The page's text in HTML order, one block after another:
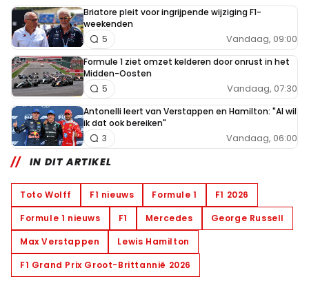
Briatore pleit voor ingrijpende wijziging F1-
weekenden
Vandaag, 09:00
5
Formule 1 ziet omzet kelderen door onrust in het
Midden-Oosten
Vandaag, 07:30
5
Antonelli leert van Verstappen en Hamilton: "Al wil
ik dat ook bereiken"
Vandaag, 06:00
3
IN DIT ARTIKEL
Toto Wolff F1 nieuws Formule 1
F1 2026
Formule 1 nieuws
F1 Mercedes
George Russell
Max Verstappen
Lewis Hamilton
F1 Grand Prix Groot-Brittannië 2026